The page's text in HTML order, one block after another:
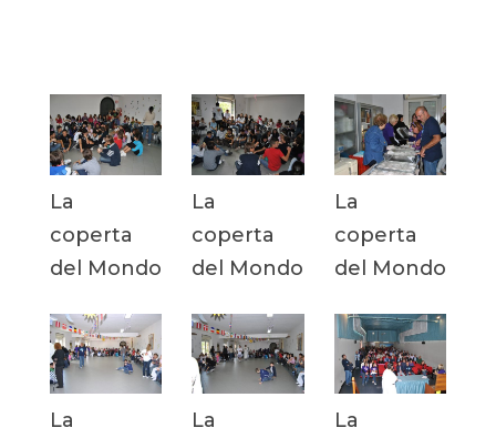
La
coperta
del Mondo
La
coperta
del Mondo
La
coperta
del Mondo
La
La
La